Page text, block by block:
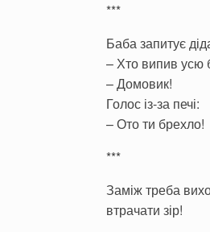
***
Баба запитує
– Хто випив усю
– Домовик!
Голос із-за печі:
– Ото ти брехло!
***
Заміж треба
втрачати зір!